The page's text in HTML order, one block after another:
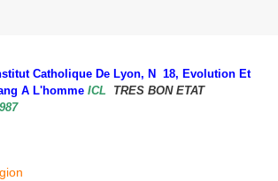
Catholique De Lyon, N 18, Evolution Et
A L'homme ICL
TRES BON ETAT